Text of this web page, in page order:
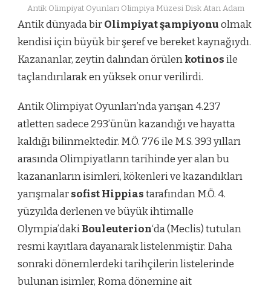
Antik Olimpiyat Oyunları Olimpiya Müzesi Disk Atan Adam
Antik dünyada birOlimpiyat şampiyonuolmak
kendisi için büyük bir şeref ve bereket kaynağıydı.
Kazananlar, zeytin dalından örülenkotinosile
taçlandırılarak en yüksek onur verilirdi.
Antik Olimpiyat Oyunları’nda yarışan 4.237
atletten sadece 293’ünün kazandığı ve hayatta
kaldığı bilinmektedir. M.Ö. 776 ile M.S. 393 yılları
arasında Olimpiyatların tarihinde yer alan bu
kazananların isimleri, kökenleri ve kazandıkları
yarışmalarsofist Hippiastarafından M.Ö. 4.
yüzyılda derlenen ve büyük ihtimalle
Olympia’dakiBouleuterion‘da (Meclis) tutulan
resmi kayıtlara dayanarak listelenmiştir. Daha
sonraki dönemlerdeki tarihçilerin listelerinde
bulunan isimler, Roma dönemine ait